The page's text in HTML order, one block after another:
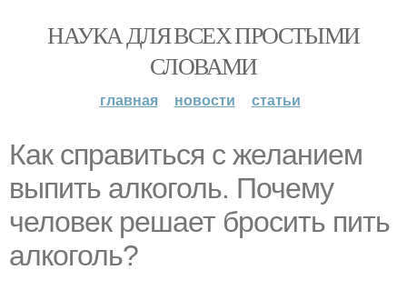
НАУКА ДЛЯ ВСЕХ ПРОСТЫМИ
СЛОВАМИ
главная новости статьи
Как справиться с желанием
выпить алкоголь. Почему
человек решает бросить пить
алкоголь?